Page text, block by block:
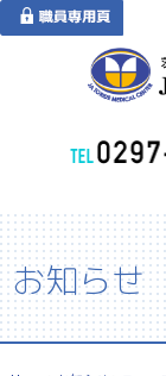
お知らせ